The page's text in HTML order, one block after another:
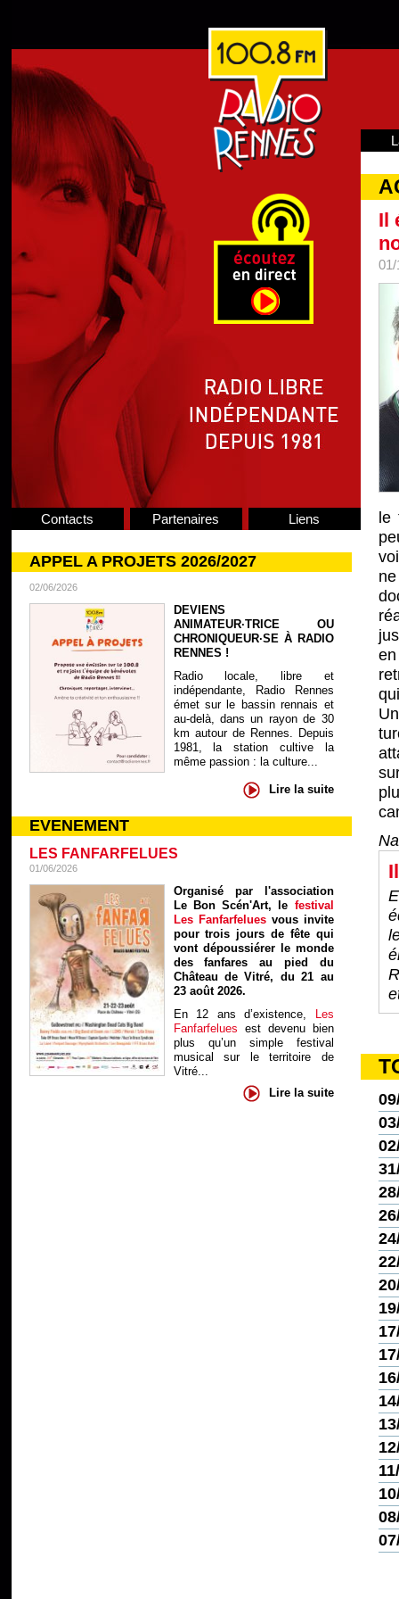
Contacts Partenaires Liens
APPEL A PROJETS 2026/2027
02/06/2026
DEVIENS
ANIMATEUR·TRICE OU
CHRONIQUEUR·SE À RADIO
RENNES !
Radio locale, libre et
indépendante, Radio Rennes
émet sur le bassin rennais et
au-delà, dans un rayon de 30
km autour de Rennes. Depuis
1981, la station cultive la
même passion : la culture...
Lire la suite
EVENEMENT
LES FANFARFELUES
01/06/2026
Organisé par l'association
Le Bon Scén'Art, le festival
Les Fanfarfelues vous invite
pour trois jours de fête qui
vont dépoussiérer le monde
des fanfares au pied du
Château de Vitré, du 21 au
23 août 2026.
En 12 ans d’existence, Les
Fanfarfelues est devenu bien
plus qu’un simple festival
musical sur le territoire de
Vitré...
Lire la suite
Il
01/
le